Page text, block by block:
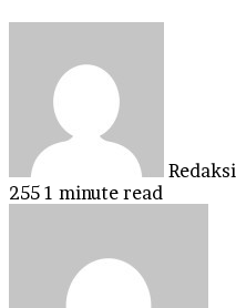
Redaksi
255 1 minute read